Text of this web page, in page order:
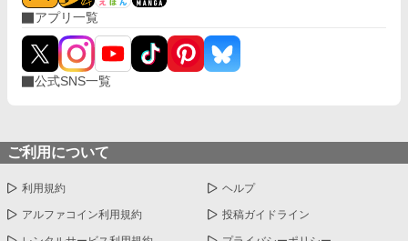
アプリ一覧
公式SNS一覧
ご利用について
利用規約 ヘルプ
アルファコイン利用規約 投稿ガイドライン